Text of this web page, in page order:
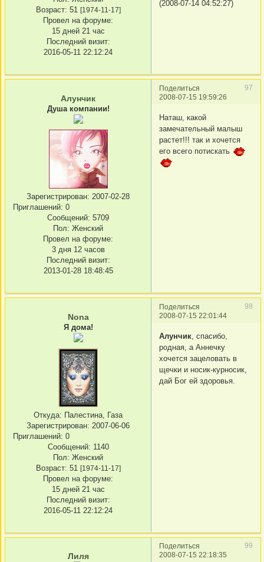
Возраст: 51 [1974-11-17]
Провел на форуме:
15 дней 21 час
Последний визит:
2016-05-11 22:12:24
(2008-07-14 04:52:27)
Поделиться
97
2008-07-15 19:59:26
Алунчик
Душа компании!
Зарегистрирован: 2007-02-28
Приглашений: 0
Сообщений: 5709
Пол: Женский
Провел на форуме:
3 дня 12 часов
Последний визит:
2013-01-28 18:48:45
Наташ, какой
замечательный малыш
растет!!! так и хочется
его всего потискать
Поделиться
98
2008-07-15 22:01:44
Nona
Я дома!
Откуда: Палестина, Газа
Зарегистрирован: 2007-06-06
Приглашений: 0
Сообщений: 1140
Пол: Женский
Возраст: 51 [1974-11-17]
Провел на форуме:
15 дней 21 час
Последний визит:
2016-05-11 22:12:24
Алунчик, спасибо,
родная, а Аннечку
хочется зацеловать в
щечки и носик-курносик,
дай Бог ей здоровья.
Поделиться
99
2008-07-15 22:18:35
Лиля